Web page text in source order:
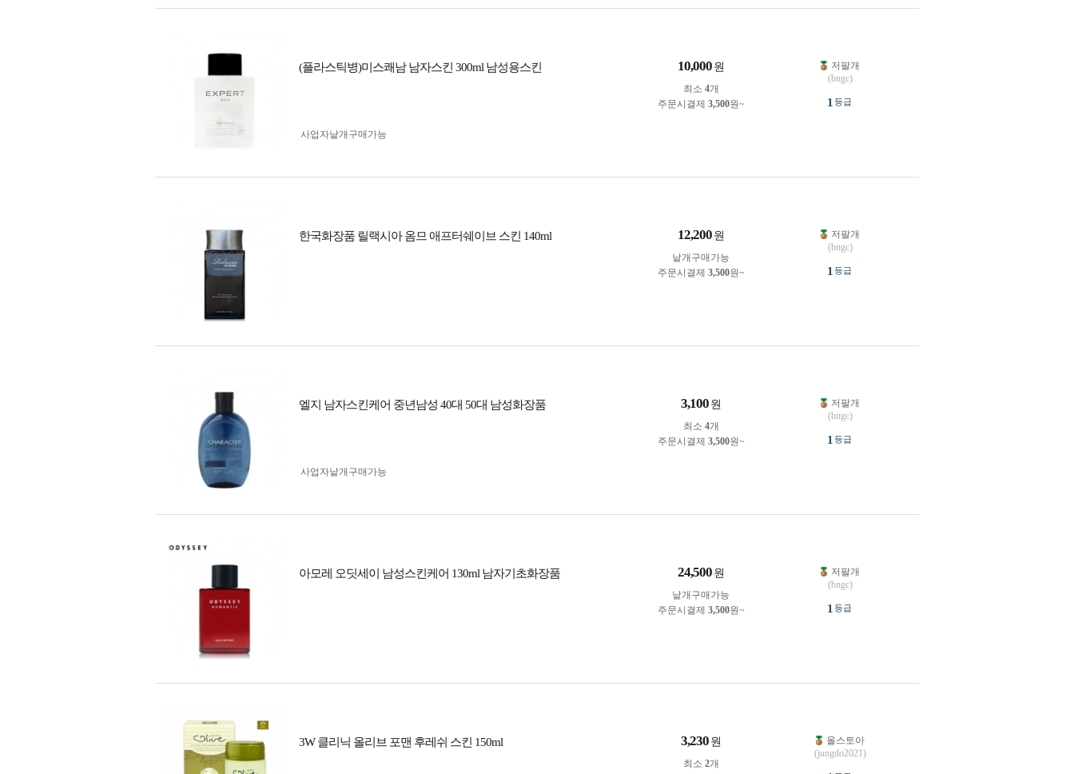
(플라스틱병)미스쾌남 남자스킨 300ml 남성용스킨 10,000 원
최소 4개
주문시결제 3,500원~
사업자 낱개구매가능
저팔개
(bngc)
1 등급
한국화장품 릴랙시아 옴므 애프터쉐이브 스킨 140ml 12,200 원
낱개구매가능
주문시결제 3,500원~
저팔개
(bngc)
1 등급
엘지 남자스킨케어 중년남성 40대 50대 남성화장품 3,100 원
최소 4개
주문시결제 3,500원~
사업자 낱개구매가능
저팔개
(bngc)
1 등급
아모레 오딧세이 남성스킨케어 130ml 남자기초화장품 24,500 원
낱개구매가능
주문시결제 3,500원~
저팔개
(bngc)
1 등급
3W 클리닉 올리브 포맨 후레쉬 스킨 150ml 3,230 원
최소 2개
올스토아
(jungdo2021)